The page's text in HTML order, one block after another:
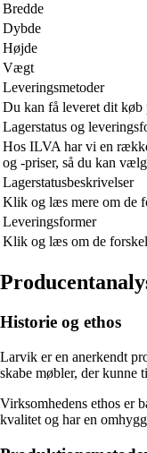
Bredde
Dybde
Højde
Vægt
Leveringsmetoder
Du kan få leveret dit køb
Lagerstatus og
Hos ILVA har vi en
og -priser, så du kan
Lagerstatusbeskrivelser
Klik og læs mere om de
Leveringsformer
Klik og læs om de
Historie og ethos
Larvik er en anerkendt
skabe møbler, der kunne
Virksomhedens ethos er
kvalitet og har en